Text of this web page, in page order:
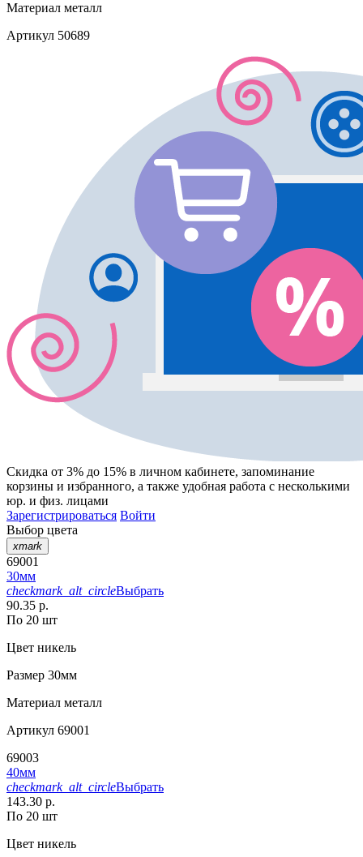
Материал металл
Артикул 50689
Скидка от 3% до 15% в личном кабинете, запоминание
корзины и избранного, а также удобная работа с несколькими
юр. и физ. лицами
Зарегистрироваться Войти
Выбор цвета
xmark
69001
30мм
checkmark_alt_circleВыбрать
90.35 р.
По 20 шт
Цвет никель
Размер 30мм
Материал металл
Артикул 69001
69003
40мм
checkmark_alt_circleВыбрать
143.30 р.
По 20 шт
Цвет никель